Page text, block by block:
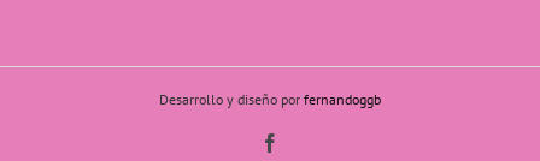
Desarrollo y diseño por fernandoggb